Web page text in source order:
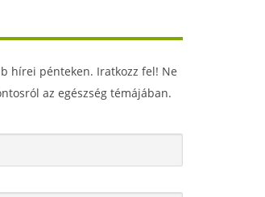
hírei pénteken. Iratkozz fel! Ne
az egészség témájában.